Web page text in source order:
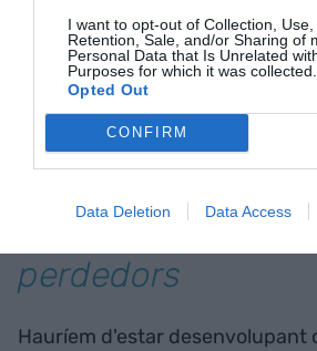
I want to opt-out of Collection, Use,
Retention, Sale, and/or Sharing of
Personal Data that Is Unrelated
Purposes for which it was collected.
Opted Out
CONFIRM
Data Deletion Data Access
El vell mestre de la
urbana i de la
murri, diria que
aquesta és la vida
dels guanyadors i
perdedors
Hauríem d'estar desenvolupant